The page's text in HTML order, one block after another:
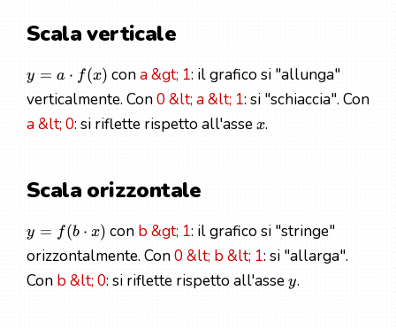
Scala verticale
y = a ⋅ f (x) cona &gt; 1: il grafico si "allunga"
verticalmente. Con0 &lt; a &lt; 1: si "schiaccia". Con
a &lt; 0: si riflette rispetto all'asse x.
Scala orizzontale
y = f (b ⋅ x) con b &gt; 1: il grafico si "stringe"
orizzontalmente. Con0 &lt; b &lt; 1: si "allarga".
Con b &lt; 0: si riflette rispetto all'asse y.